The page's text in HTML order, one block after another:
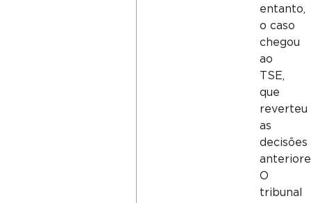
entanto,
o caso
chegou
ao
TSE,
que
reverteu
as
decisões
O
tribunal